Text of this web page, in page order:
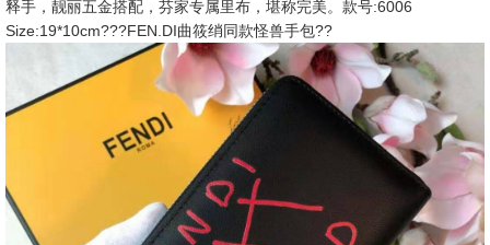
释手，靓丽五金搭配，芬家专属里布，堪称完美。款号:6006
Size:19*10cm???FEN.DI曲筱绡同款怪兽手包??